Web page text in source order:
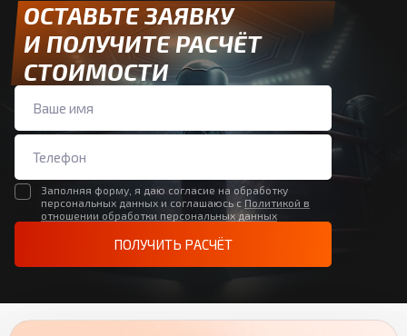
ОСТАВЬТЕ ЗАЯВКУ
И ПОЛУЧИТЕ РАСЧЁТ
СТОИМОСТИ
Заполняя форму, я даю согласие на обработку
персональных данных и соглашаюсь с Политикой в
отношении обработки персональных данных
ПОЛУЧИТЬ РАСЧЁТ